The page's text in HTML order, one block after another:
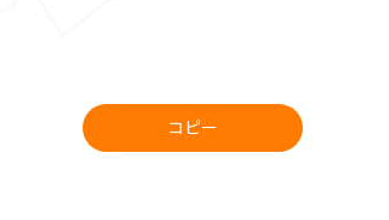
コピー